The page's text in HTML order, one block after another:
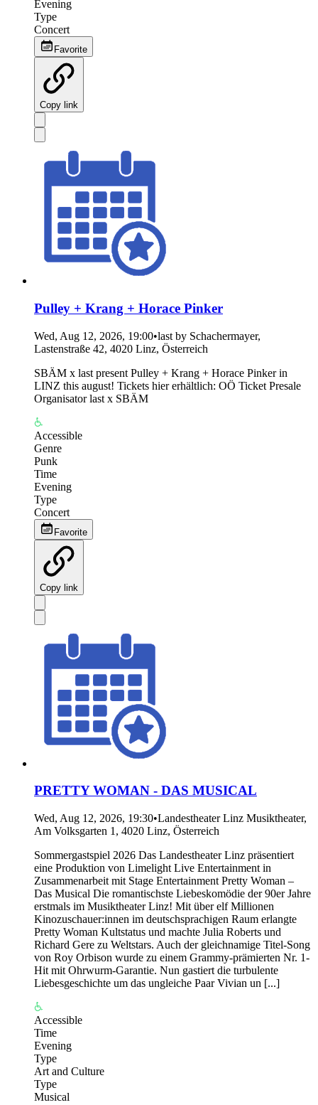
Evening
Type
Concert
Favorite
Copy link
Pulley + Krang + Horace Pinker
Wed, Aug 12, 2026, 19:00•last by Schachermayer,
Lastenstraße 42, 4020 Linz, Österreich
SBÄM x last present Pulley + Krang + Horace Pinker in
LINZ this august! Tickets hier erhältlich: OÖ Ticket Presale
Organisator last x SBÄM
Accessible
Genre
Punk
Time
Evening
Type
Concert
Favorite
Copy link
PRETTY WOMAN - DAS MUSICAL
Wed, Aug 12, 2026, 19:30•Landestheater Linz Musiktheater,
Am Volksgarten 1, 4020 Linz, Österreich
Sommergastspiel 2026 Das Landestheater Linz präsentiert
eine Produktion von Limelight Live Entertainment in
Zusammenarbeit mit Stage Entertainment Pretty Woman –
Das Musical Die romantischste Liebeskomödie der 90er Jahre
erstmals im Musiktheater Linz! Mit über elf Millionen
Kinozuschauer:innen im deutschsprachigen Raum erlangte
Pretty Woman Kultstatus und machte Julia Roberts und
Richard Gere zu Weltstars. Auch der gleichnamige Titel-Song
von Roy Orbison wurde zu einem Grammy-prämierten Nr. 1-
Hit mit Ohrwurm-Garantie. Nun gastiert die turbulente
Liebesgeschichte um das ungleiche Paar Vivian un [...]
Accessible
Time
Evening
Type
Art and Culture
Type
Musical